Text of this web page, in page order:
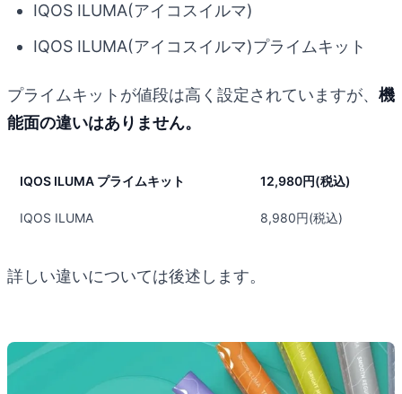
IQOS ILUMA(アイコスイルマ)
IQOS ILUMA(アイコスイルマ)プライムキット
プライムキットが値段は高く設定されていますが、 機
能面の違いはありません。
IQOS ILUMA プライムキット 12,980円(税込)
IQOS ILUMA 8,980円(税込)
詳しい違いについては後述します。